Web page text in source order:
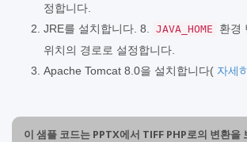
정합니다.
JRE를 설치합니다. 8.
JAVA_HOME
환경
위치의 경로로 설정합니다.
Apache Tomcat 8.0을 설치합니다( 자세
이 샘플 코드는 PPTX에서 TIFF PHP로의 변환을